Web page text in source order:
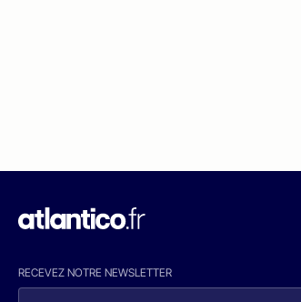
RECEVEZ NOTRE NEWSLETTER